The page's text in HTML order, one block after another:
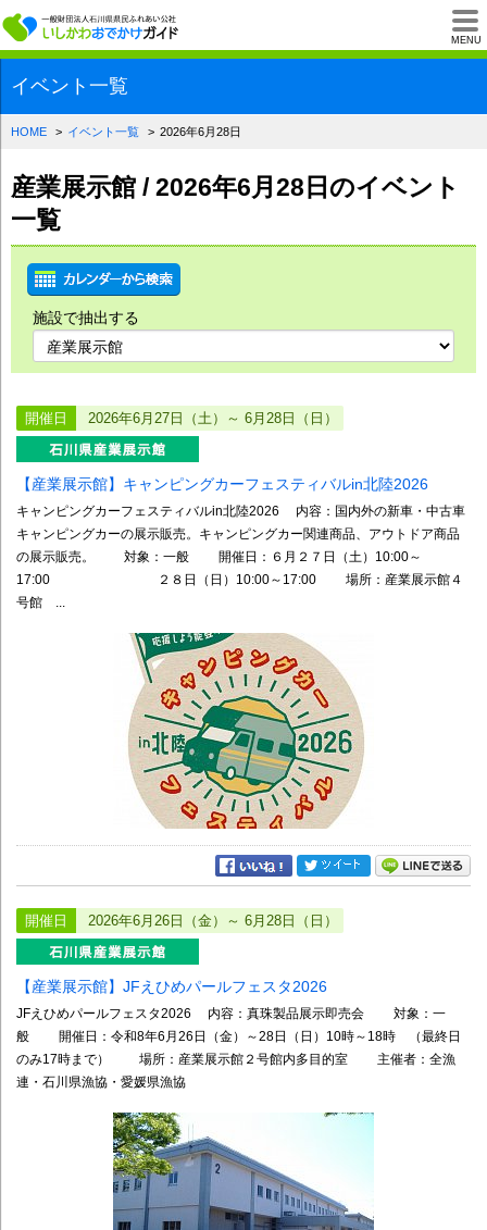
MENU
一般財団法人石川
イベント一覧
HOME イベント一覧 2026年6月28日
産業展示館 / 2026年6月28日のイベント
一覧
施設で抽出する
開催日 2026年6月27日（土）～ 6月28日（日）
【産業展示館】キャンピングカーフェスティバルin北陸2026
キャンピングカーフェスティバルin北陸2026 内容：国内外の新車・中古車
キャンピングカーの展示販売。キャンピングカー関連商品、アウトドア商品
の展示販売。 対象：一般 開催日：６月２７日（土）10:00～
17:00 ２８日（日）10:00～17:00 場所：産業展示館４
号館 ...
開催日 2026年6月26日（金）～ 6月28日（日）
【産業展示館】JFえひめパールフェスタ2026
JFえひめパールフェスタ2026 内容：真珠製品展示即売会 対象：一
般 開催日：令和8年6月26日（金）～28日（日）10時～18時 （最終日
のみ17時まで） 場所：産業展示館２号館内多目的室 主催者：全漁
連・石川県漁協・愛媛県漁協